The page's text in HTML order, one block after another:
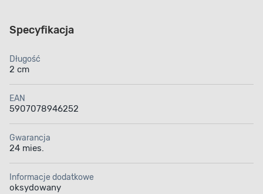
Specyfikacja
Długość
2 cm
EAN
5907078946252
Gwarancja
24 mies.
Informacje dodatkowe
oksydowany